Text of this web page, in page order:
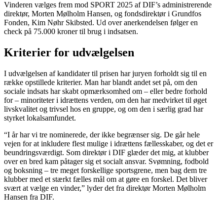
Vinderen vælges frem mod SPORT 2025 af DIF’s administrerende
direktør, Morten Mølholm Hansen, og fondsdirektør i Grundfos
Fonden, Kim Nøhr Skibsted. Ud over anerkendelsen følger en
check på 75.000 kroner til brug i indsatsen.
Kriterier for udvælgelsen
I udvælgelsen af kandidater til prisen har juryen forholdt sig til en
række opstillede kriterier. Man har blandt andet set på, om den
sociale indsats har skabt opmærksomhed om – eller bedre forhold
for – minoriteter i idrættens verden, om den har medvirket til øget
livskvalitet og trivsel hos en gruppe, og om den i særlig grad har
styrket lokalsamfundet.
“I år har vi tre nominerede, der ikke begrænser sig. De går hele
vejen for at inkludere flest mulige i idrættens fællesskaber, og det er
beundringsværdigt. Som direktør i DIF glæder det mig, at klubber
over en bred kam påtager sig et socialt ansvar. Svømning, fodbold
og boksning – tre meget forskellige sportsgrene, men bag dem tre
klubber med et stærkt fælles mål om at gøre en forskel. Det bliver
svært at vælge en vinder,” lyder det fra direktør Morten Mølholm
Hansen fra DIF.